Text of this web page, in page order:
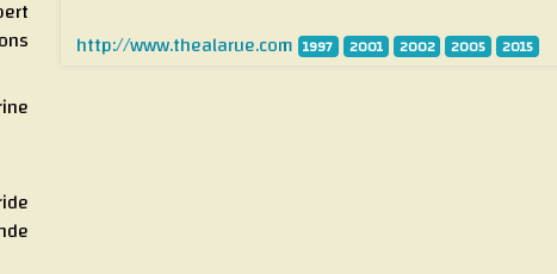
http://www.thealarue.com 1997 2001 2002 2005 2015